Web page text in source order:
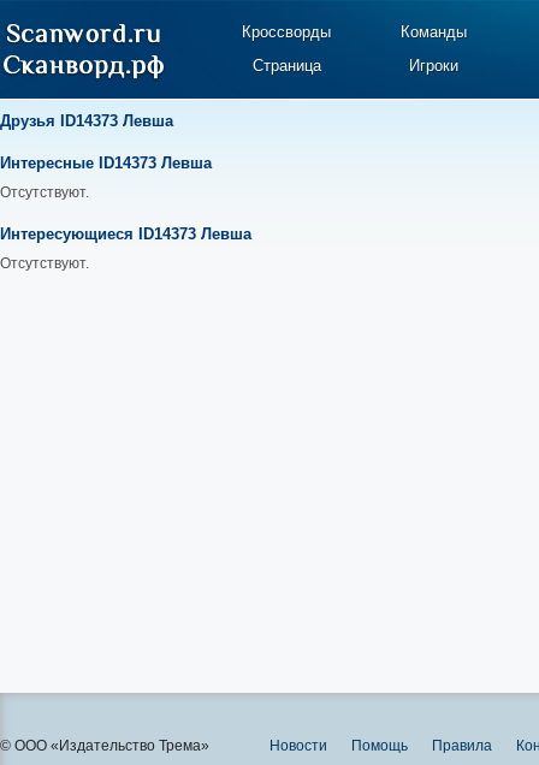
Кроссворды
Команды
Страница
Игроки
Друзья ID14373 Левша
Интересные ID14373 Левша
Отсутствуют.
Интересующиеся ID14373 Левша
Отсутствуют.
© ООО «Издательство Трема» Новости Помощь Правила